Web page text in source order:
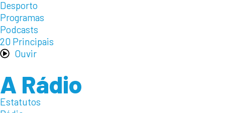
Desporto
Programas
Podcasts
20 Principais
Ouvir
A Rádio
Estatutos